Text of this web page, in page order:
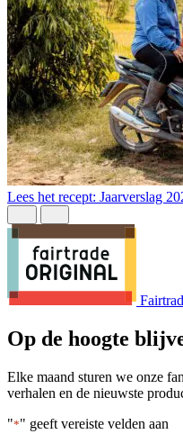
Lees het recept: Jaarverslag
Op de hoogte
Elke maand sturen we onze
verhalen en de nieuwste
"*" geeft vereiste velden aan